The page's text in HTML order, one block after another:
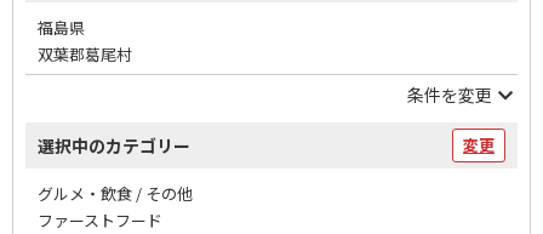
福島県
双葉郡葛尾村
条件を変更
選択中のカテゴリー 変更
グルメ・飲食 / その他
ファーストフード